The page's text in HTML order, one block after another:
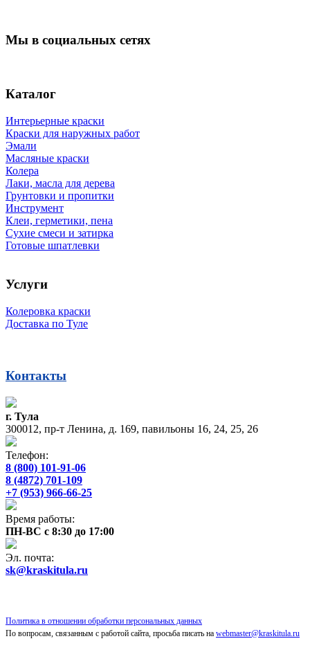
Мы в социальных сетях
Каталог
Интерьерные краски
Краски для наружных работ
Эмали
Масляные краски
Колера
Лаки, масла для дерева
Грунтовки и пропитки
Инструмент
Клеи, герметики, пена
Сухие смеси и затирка
Готовые шпатлевки
Услуги
Колеровка краски
Доставка по Туле
Контакты
г. Тула
300012, пр-т Ленина, д. 169, павильоны 16, 24, 25, 26
Телефон:
8 (800) 101-91-06
8 (4872) 701-109
+7 (953) 966-66-25
Время работы:
ПН-ВС с 8:30 до 17:00
Эл. почта:
sk@kraskitula.ru
Политика в отношении обработки персональных данных
По вопросам, связанным с работой сайта, просьба писать на webmaster@kraskitula.ru